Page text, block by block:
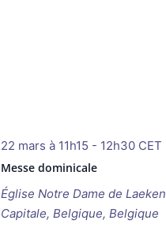
Messe dominicale
22 mars à 11h15 - 12h30 CET
Église Notre Dame de Laeken
Capitale, Belgique, Belgique